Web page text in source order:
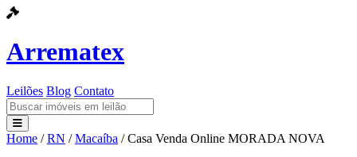
Arrematex
Leilões Blog Contato
Leilões
Home / RN / Macaíba / Casa Venda Online MORADA NOVA